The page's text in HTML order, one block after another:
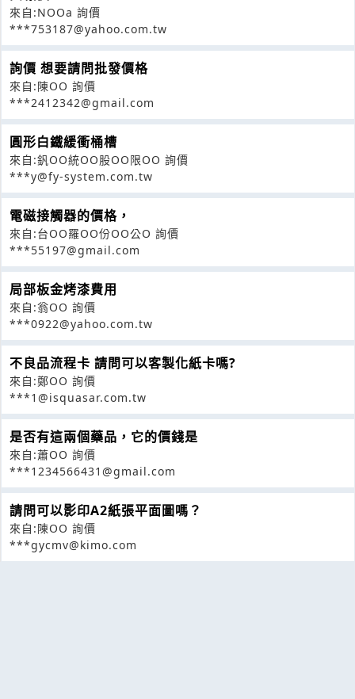
來自:NOOa 詢價
***753187@yahoo.com.tw
詢價 想要請問批發價格
來自:陳OO 詢價
***2412342@gmail.com
圓形白鐵緩衝桶槽
來自:釩OO統OO股OO限OO 詢價
***y@fy-system.com.tw
電磁接觸器的價格，
來自:台OO羅OO份OO公O 詢價
***55197@gmail.com
局部板金烤漆費用
來自:翁OO 詢價
***0922@yahoo.com.tw
不良品流程卡 請問可以客製化紙卡嗎?
來自:鄭OO 詢價
***1@isquasar.com.tw
是否有這兩個藥品，它的價錢是
來自:蕭OO 詢價
***1234566431@gmail.com
請問可以影印A2紙張平面圖嗎？
來自:陳OO 詢價
***gycmv@kimo.com